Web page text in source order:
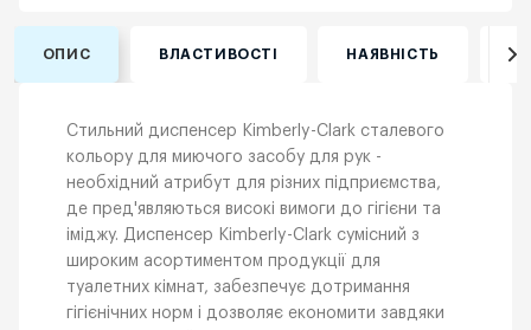
ОПИС ВЛАСТИВОСТІ НАЯВНІСТЬ
Стильний диспенсер Kimberly-Clark сталевого
кольору для миючого засобу для рук -
необхідний атрибут для різних підприємства,
де пред'являються високі вимоги до гігієни та
іміджу. Диспенсер Kimberly-Clark сумісний з
широким асортиментом продукції для
туалетних кімнат, забезпечує дотримання
гігієнічних норм і дозволяє економити завдяки